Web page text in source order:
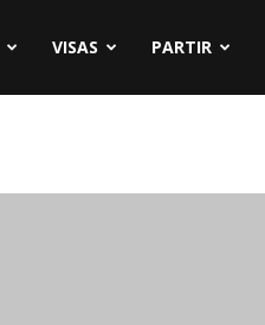
VISAS PARTIR